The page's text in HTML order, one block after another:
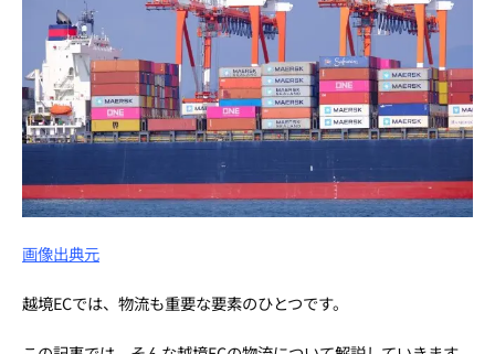
画像出典元
越境ECでは、物流も重要な要素のひとつです。